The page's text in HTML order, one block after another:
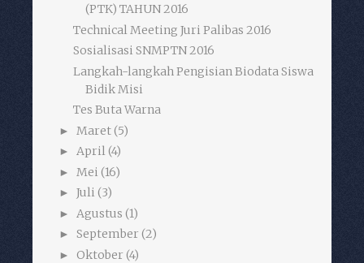
(PTK) TAHUN 2016
Technical Meeting Juri Palibas 2016
Sosialisasi SNMPTN 2016
Langkah-langkah Pengisian Biodata Siswa
Bidik Misi
Tes Buta Warna
► Maret(5)
► April(4)
► Mei (16)
► Juli (3)
► Agustus (1)
► September (2)
► Oktober (4)